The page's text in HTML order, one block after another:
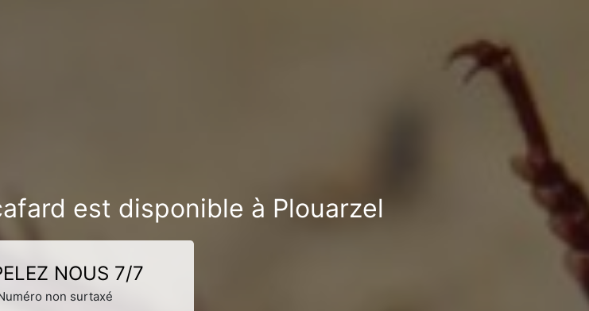
est disponible à Plouarzel
NOUS 7/7
non surtaxé